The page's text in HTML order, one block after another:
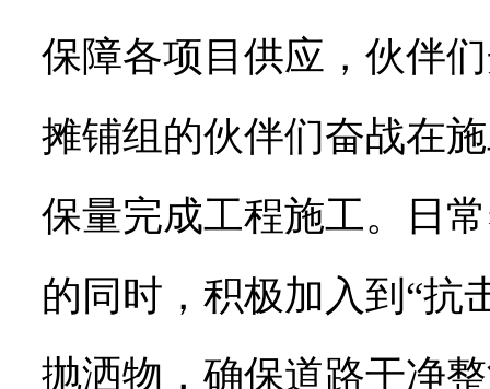
保障各项目供应，伙伴
摊铺组的伙伴们奋战在
保量完成工程施工。日
的同时，积极加入到“抗
抛洒物，确保道路干净